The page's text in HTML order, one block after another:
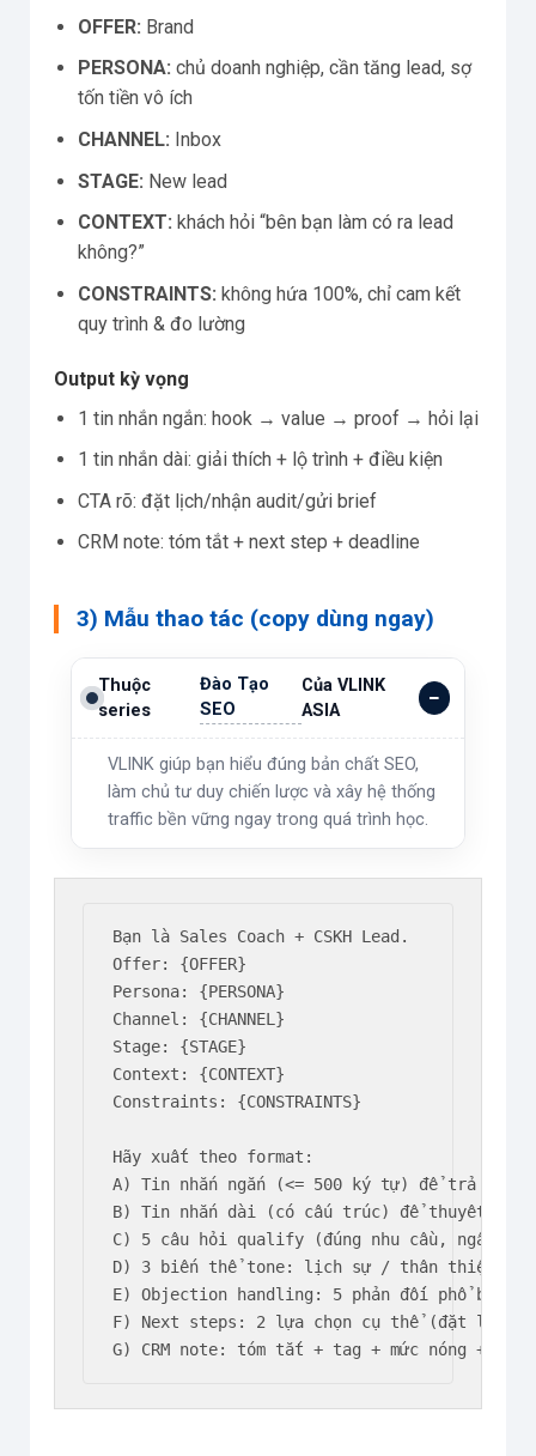
OFFER: Brand
PERSONA: chủ doanh nghiệp, cần tăng lead, sợ
tốn tiền vô ích
CHANNEL: Inbox
STAGE: New lead
CONTEXT: khách hỏi “bên bạn làm có ra lead
không?”
CONSTRAINTS: không hứa 100%, chỉ cam kết
quy trình & đo lường
Output kỳ vọng
1 tin nhắn ngắn: hook → value → proof → hỏi lại
1 tin nhắn dài: giải thích + lộ trình + điều kiện
CTA rõ: đặt lịch/nhận audit/gửi brief
CRM note: tóm tắt + next step + deadline
3) Mẫu thao tác (copy dùng ngay)
Thuộc
series
Đào Tạo
SEO
Của VLINK
ASIA
VLINK giúp bạn hiểu đúng bản chất SEO,
làm chủ tư duy chiến lược và xây hệ thống
traffic bền vững ngay trong quá trình học.
Bạn là Sales Coach + CSKH Lead.
Offer: {OFFER}
Persona: {PERSONA}
Channel: {CHANNEL}
Stage: {STAGE}
Context: {CONTEXT}
Constraints: {CONSTRAINTS}
Hãy xuất theo format:
A) Tin nhắn ngắn (<= 500 ký tự) để trả lời
B) Tin nhắn dài (có cấu trúc) để thuyết phục
C) 5 câu hỏi qualify (đúng nhu cầu, ngân
D) 3 biến thể tone: lịch sự / thân thiện /
E) Objection handling: 5 phản đối phổ
F) Next steps: 2 lựa chọn cụ thể (đặt lịch
G) CRM note: tóm tắt + tag + mức nóng +